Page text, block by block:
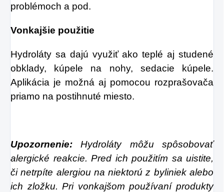
problémoch a pod.
Vonkajšie použitie
Hydroláty sa dajú využiť ako teplé aj studené
obklady, kúpele na nohy, sedacie kúpele.
Aplikácia je možná aj pomocou rozprašovača
priamo na postihnuté miesto.
Upozornenie: Hydroláty môžu spôsobovať
alergické reakcie. Pred ich použitím sa uistite,
či netrpíte alergiou na niektorú z byliniek alebo
ich zložku. Pri vonkajšom používaní produkty